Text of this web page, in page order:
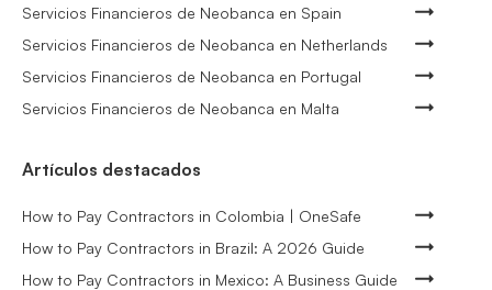
Servicios Financieros de Neobanca en Spain
Servicios Financieros de Neobanca en Netherlands
Servicios Financieros de Neobanca en Portugal
Servicios Financieros de Neobanca en Malta
Artículos destacados
How to Pay Contractors in Colombia | OneSafe
How to Pay Contractors in Brazil: A 2026 Guide
How to Pay Contractors in Mexico: A Business Guide